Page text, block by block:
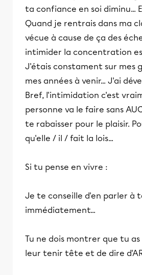
ta confiance en soi diminu...
Quand je rentrais dans ma
vécue à cause de ça des
intimider la concentration
J'étais constament sur mes
mes années à venir... J'ai
Bref, l'intimidation c'est
personne va le faire sans
te rabaisser pour le plaisir.
qu'elle / il / fait la lois...
Si tu pense en vivre :
Je te conseille d'en parler à
immédiatement...
Tu ne dois montrer que tu as
leur tenir tête et de dire